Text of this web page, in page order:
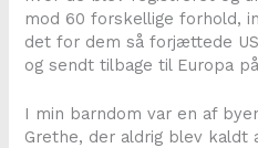
mod 60 forskellige forhold,
det for dem så forjættede
og sendt tilbage til Europa
I min barndom var en af
Grethe, der aldrig blev kaldt